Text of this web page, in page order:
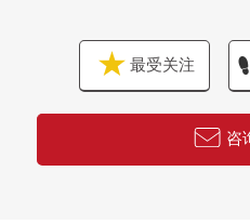
最受关注
咨